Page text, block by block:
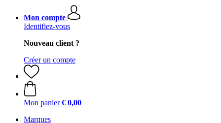
Mon compte
Identifiez-vous
Nouveau client ?
Créer un compte
Mon panier € 0,00
Marques